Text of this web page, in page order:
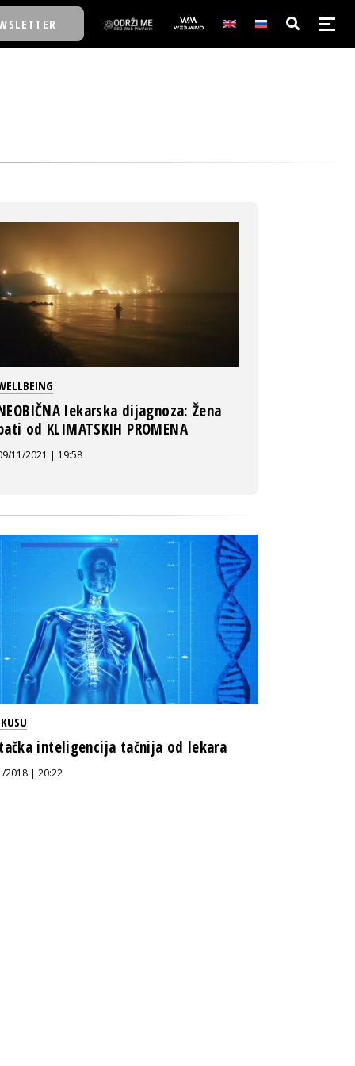
lekarska dijagnoza: Žena
od KLIMATSKIH PROMENA
11/2021 | 19:58
inteligencija tačnija od lekara
2018 | 20:22